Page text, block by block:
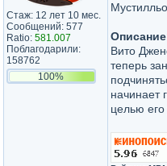
Стаж: 12 лет 10 мес.
Сообщений: 577
Ratio: 581.007
Поблагодарили:
158762
100%
Вито
теперь
начинает
целью его